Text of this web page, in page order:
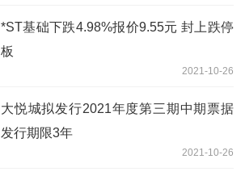
*ST基础下跌4.98%报价9.55元 封上跌停
板
2021-10-26
大悦城拟发行2021年度第三期中期票据
发行期限3年
2021-10-26